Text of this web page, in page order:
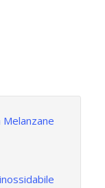
Melanzane